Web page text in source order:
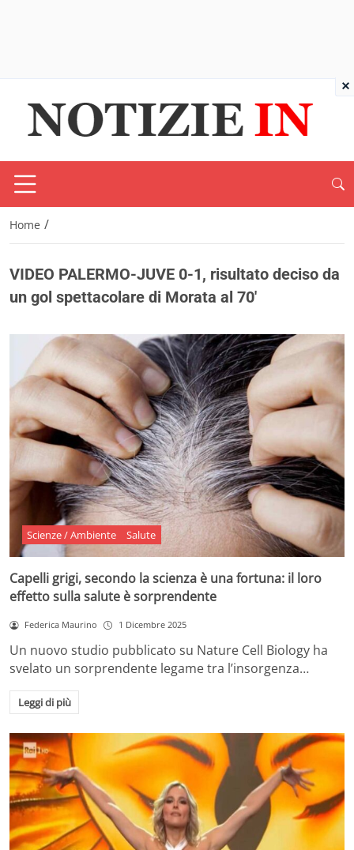
Home /
VIDEO PALERMO-JUVE 0-1, risultato deciso da
un gol spettacolare di Morata al 70′
Scienze / Ambiente Salute
Capelli grigi, secondo la scienza è una fortuna: il loro
effetto sulla salute è sorprendente
Federica Maurino 1 Dicembre 2025
Un nuovo studio pubblicato su Nature Cell Biology ha
svelato un sorprendente legame tra l’insorgenza…
Leggi di più
×